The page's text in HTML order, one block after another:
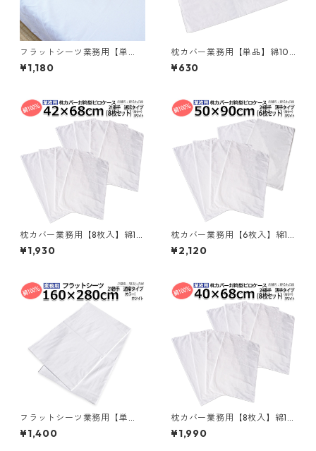
フラットシーツ業務用【単
品】綿100% 150×250cm シン
グルサイズ メール便（ポスト
宿 民泊／367237030
¥1,180
枕カバー業務用【単品】綿10
0% 50×90cm 通常タイプ ピ
ローケース 封筒型 ホワイト 白
泊／367560920
¥630
枕カバー業務用【8枚入】綿10
0% 42×68cm 通常タイプ ピ
ローケース 封筒型 ホワイト 白
泊／367561510
¥1,930
枕カバー業務用【6枚入】綿10
0% 50×90cm 薄手タイプ ピ
ローケース 封筒型 ホワイト 白
泊／367562860
¥2,120
フラットシーツ業務用【単
品】綿100% 160×280cm シ
ングルワイドサイズ メール便
¥1,400
枕カバー業務用【8枚入】綿10
0% 40×68cm 薄手タイプ ピ
ローケース 封筒型 ホワイト 白
¥1,990